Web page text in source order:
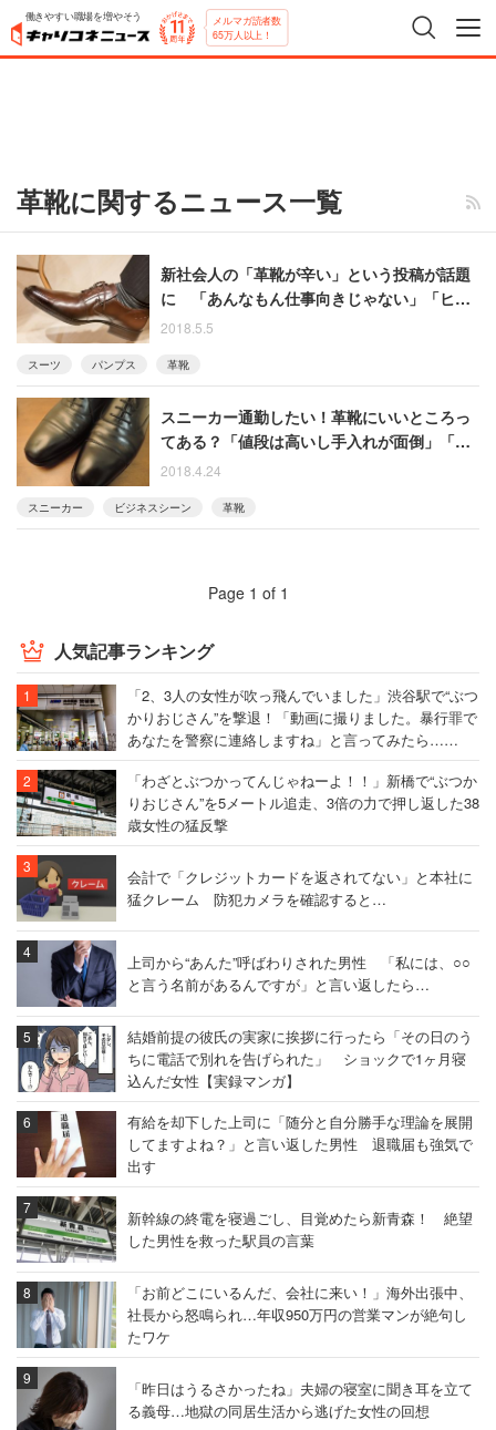
働きやすい職場を増やそう メルマガ読者数
65万人以上！
革靴に関するニュース一覧
新社会人の「革靴が辛い」という投稿が話題
に 「あんなもん仕事向きじゃない」「ヒー
ルやパンプスもやめよう」
2018.5.5
スーツ パンプス 革靴
スニーカー通勤したい！革靴にいいところっ
てある？「値段は高いし手入れが面倒」「水
には弱いが乾燥にも弱い」
2018.4.24
スニーカー ビジネスシーン 革靴
Page 1 of 1
人気記事ランキング
「2、3人の女性が吹っ飛んでいました」渋谷駅で“ぶつ
かりおじさん”を撃退！「動画に撮りました。暴行罪で
あなたを警察に連絡しますね」と言ってみたら……
「わざとぶつかってんじゃねーよ！！」新橋で“ぶつか
りおじさん”を5メートル追走、3倍の力で押し返した38
歳女性の猛反撃
会計で「クレジットカードを返されてない」と本社に
猛クレーム 防犯カメラを確認すると…
上司から“あんた”呼ばわりされた男性 「私には、○○
と言う名前があるんですが」と言い返したら…
結婚前提の彼氏の実家に挨拶に行ったら「その日のう
ちに電話で別れを告げられた」 ショックで1ヶ月寝
込んだ女性【実録マンガ】
有給を却下した上司に「随分と自分勝手な理論を展開
してますよね？」と言い返した男性 退職届も強気で
出す
新幹線の終電を寝過ごし、目覚めたら新青森！ 絶望
した男性を救った駅員の言葉
「お前どこにいるんだ、会社に来い！」海外出張中、
社長から怒鳴られ…年収950万円の営業マンが絶句し
たワケ
「昨日はうるさかったね」夫婦の寝室に聞き耳を立て
る義母…地獄の同居生活から逃げた女性の回想